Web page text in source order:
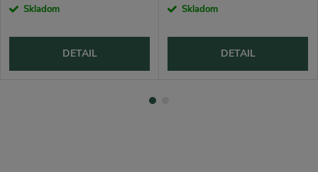
cena:Skladom
DETAIL
cena:Skladom
DETAIL